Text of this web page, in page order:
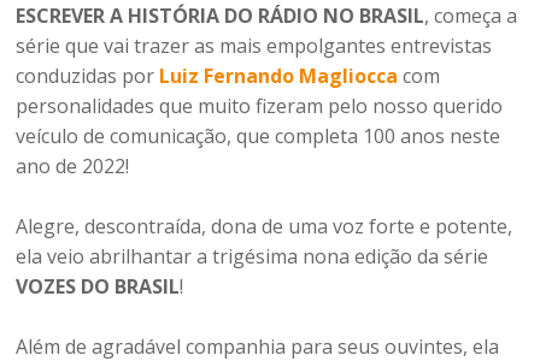
ESCREVER A HISTÓRIA DO RÁDIO NO BRASIL, começa a
série que vai trazer as mais empolgantes entrevistas
conduzidas por Luiz Fernando Magliocca com
personalidades que muito fizeram pelo nosso querido
veículo de comunicação, que completa 100 anos neste
ano de 2022!
Alegre, descontraída, dona de uma voz forte e potente,
ela veio abrilhantar a trigésima nona edição da série
VOZES DO BRASIL!
Além de agradável companhia para seus ouvintes, ela